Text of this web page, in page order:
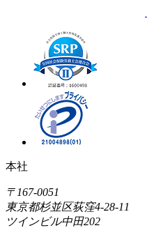
本社
〒167-0051
東京都杉並区荻窪4-28-11
ツインビル中田202